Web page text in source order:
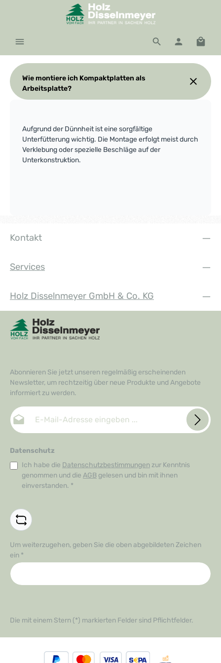
Zum Hauptinhalt springen
Wie montiere ich Kompaktplatten als
Arbeitsplatte?
Aufgrund der Dünnheit ist eine sorgfältige
Unterfütterung wichtig. Die Montage erfolgt meist durch
Verklebung oder spezielle Beschläge auf der
Unterkonstruktion.
Kontakt
Services
Holz Disselnmeyer GmbH & Co. KG
Abonnieren Sie jetzt unseren regelmäßig erscheinenden
Newsletter, um rechtzeitig über neue Produkte und Angebote
informiert zu werden.
E-Mail-Adresse*
Datenschutz
Ich habe die Datenschutzbestimmungen zur Kenntnis
genommen und die AGB gelesen und bin mit ihnen
einverstanden. *
Um weiterzugehen, geben Sie die oben abgebildeten Zeichen
ein *
Die mit einem Stern (*) markierten Felder sind Pflichtfelder.